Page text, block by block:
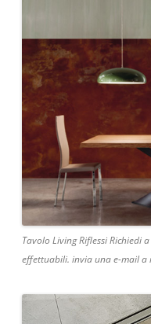
Tavolo Living Riflessi Richiedi
effettuabili. invia una e-mail a